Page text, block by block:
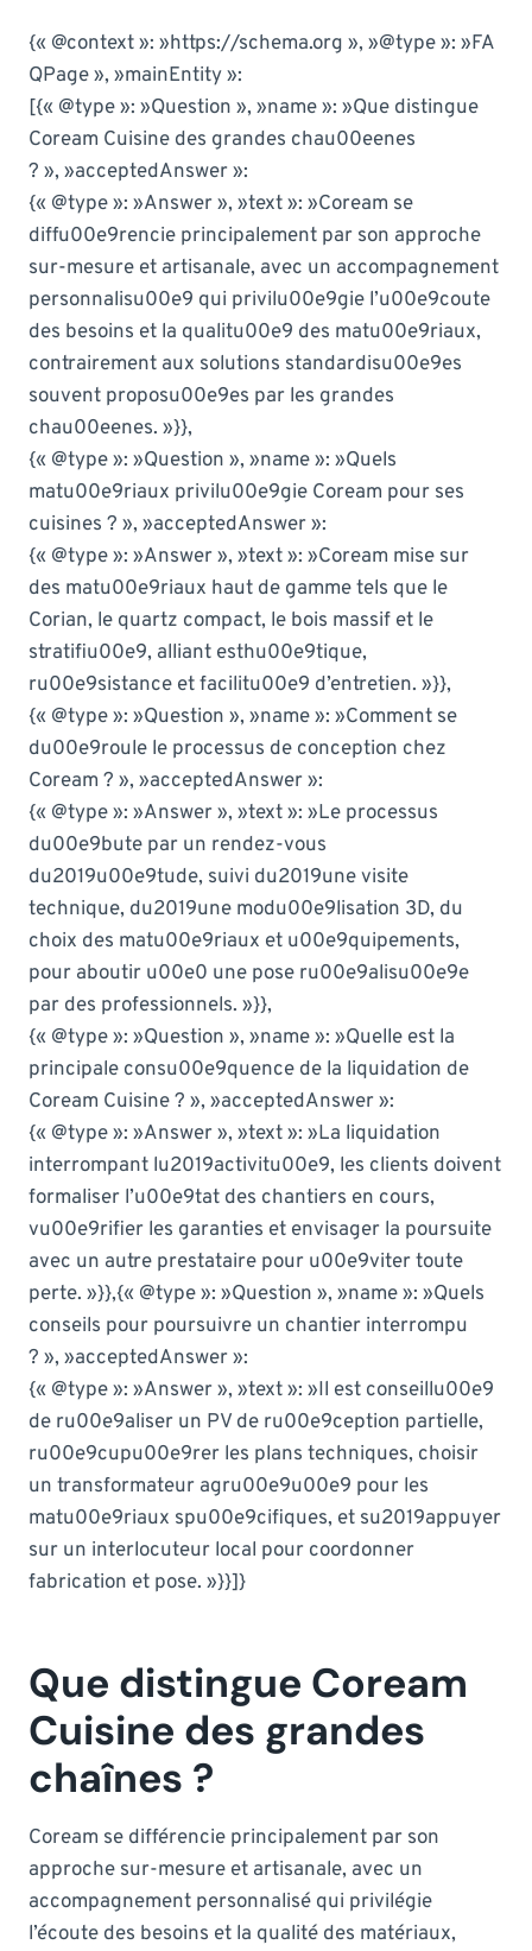
{« @context »: »https://schema.org », »@type »: »FA
QPage », »mainEntity »:
[{« @type »: »Question », »name »: »Que distingue
Coream Cuisine des grandes chau00eenes
? », »acceptedAnswer »:
{« @type »: »Answer », »text »: »Coream se
diffu00e9rencie principalement par son approche
sur-mesure et artisanale, avec un accompagnement
personnalisu00e9 qui privilu00e9gie l’u00e9coute
des besoins et la qualitu00e9 des matu00e9riaux,
contrairement aux solutions standardisu00e9es
souvent proposu00e9es par les grandes
chau00eenes. »}},
{« @type »: »Question », »name »: »Quels
matu00e9riaux privilu00e9gie Coream pour ses
cuisines ? », »acceptedAnswer »:
{« @type »: »Answer », »text »: »Coream mise sur
des matu00e9riaux haut de gamme tels que le
Corian, le quartz compact, le bois massif et le
stratifiu00e9, alliant esthu00e9tique,
ru00e9sistance et facilitu00e9 d’entretien. »}},
{« @type »: »Question », »name »: »Comment se
du00e9roule le processus de conception chez
Coream ? », »acceptedAnswer »:
{« @type »: »Answer », »text »: »Le processus
du00e9bute par un rendez-vous
du2019u00e9tude, suivi du2019une visite
technique, du2019une modu00e9lisation 3D, du
choix des matu00e9riaux et u00e9quipements,
pour aboutir u00e0 une pose ru00e9alisu00e9e
par des professionnels. »}},
{« @type »: »Question », »name »: »Quelle est la
principale consu00e9quence de la liquidation de
Coream Cuisine ? », »acceptedAnswer »:
{« @type »: »Answer », »text »: »La liquidation
interrompant lu2019activitu00e9, les clients doivent
formaliser l’u00e9tat des chantiers en cours,
vu00e9rifier les garanties et envisager la poursuite
avec un autre prestataire pour u00e9viter toute
perte. »}},{« @type »: »Question », »name »: »Quels
conseils pour poursuivre un chantier interrompu
? », »acceptedAnswer »:
{« @type »: »Answer », »text »: »Il est conseillu00e9
de ru00e9aliser un PV de ru00e9ception partielle,
ru00e9cupu00e9rer les plans techniques, choisir
un transformateur agru00e9u00e9 pour les
matu00e9riaux spu00e9cifiques, et su2019appuyer
sur un interlocuteur local pour coordonner
fabrication et pose. »}}]}
Que distingue Coream
Cuisine des grandes
chaînes ?
Coream se différencie principalement par son
approche sur-mesure et artisanale, avec un
accompagnement personnalisé qui privilégie
l’écoute des besoins et la qualité des matériaux,